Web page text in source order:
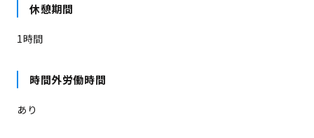
休憩期間
1時間
時間外労働時間
あり